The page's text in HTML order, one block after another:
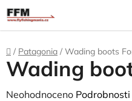
Přejít
na
obsah
Domů
/ Patagonia / Wading boots
Wading
Průměrné
Neohodnoceno